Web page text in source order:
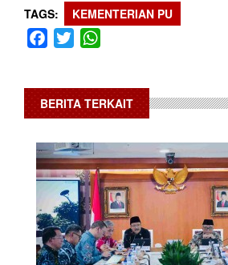
TAGS KEMENTERIAN PU
Facebook
Twitter
BERITA TERKAIT